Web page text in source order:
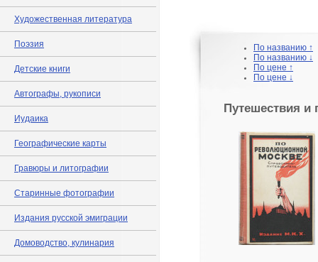
Художественная литература
Поэзия
Детские книги
Автографы, рукописи
Иудаика
Географические карты
Гравюры и литографии
Старинные фотографии
Издания русской эмиграции
Домоводство, кулинария
По названию ↑
По названию ↓
По цене ↑
По цене ↓
Путешествия и